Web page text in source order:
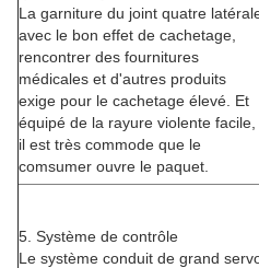
La garniture du joint quatre
avec le bon effet de cachetage,
rencontrer des fournitures
médicales et d'autres produits
exige pour le cachetage élevé. Et
équipé de la rayure violente facile,
il est très commode que le
comsumer ouvre le paquet.
5. Système de contrôle
Le système conduit de grand